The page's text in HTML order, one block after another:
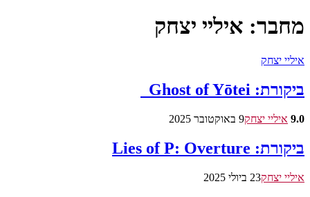
מחבר: איליי יצחק
איליי יצחק
ביקורת: Ghost of Yōtei
9.0 איליי יצחק9 באוקטובר 2025
ביקורת: Lies of P: Overture
איליי יצחק23 ביולי 2025